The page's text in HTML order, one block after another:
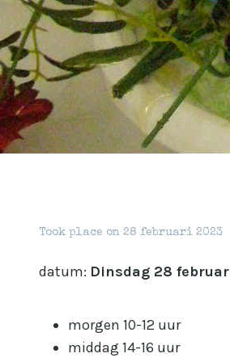
Took place on 28 februari 2023
datum: Dinsdag 28
morgen 10-12 uur
middag 14-16 uur